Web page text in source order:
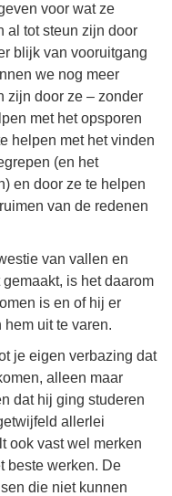
voor wat ze
al tot steun zijn door
blijk van vooruitgang
we nog meer
zijn door ze – zonder
met het opsporen
helpen met het vinden
(en het
en door ze te helpen
van de redenen
van vallen en
is het daarom
is en of hij er
uit te varen.
je eigen verbazing dat
alleen maar
dat hij ging studeren
allerlei
ook vast wel merken
beste werken. De
die niet kunnen